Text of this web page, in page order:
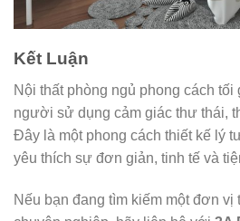
Kết Luận
Nội thất phòng ngủ phong cách tối
người sử dụng cảm giác thư thái,
Đây là một phong cách thiết kế lý
yêu thích sự đơn giản, tinh tế và
Nếu bạn đang tìm kiếm một đơn vị